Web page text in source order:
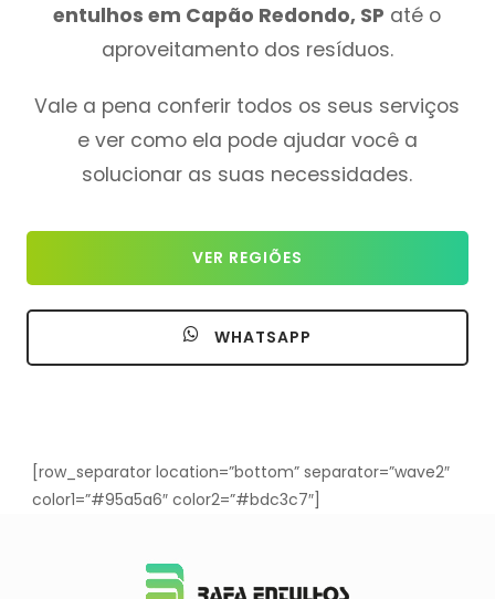
entulhos em Capão Redondo, SP até o
aproveitamento dos resíduos.
Vale a pena conferir todos os seus serviços
e ver como ela pode ajudar você a
solucionar as suas necessidades.
VER REGIÕES
WHATSAPP
[row_separator location=”bottom” separator=”wave2″
color1=”#95a5a6″ color2=”#bdc3c7″]